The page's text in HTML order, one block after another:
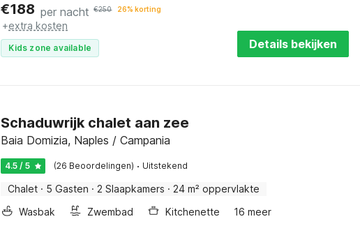
€188 per nacht €250 26% korting
+extra kosten
Kids zone available Details bekijken
Schaduwrijk chalet aan zee
Baia Domizia, Naples / Campania
4.5 / 5 (26 Beoordelingen) · Uitstekend
Chalet · 5 Gasten · 2 Slaapkamers · 24 m² oppervlakte
Wasbak
Zwembad Kitchenette
16 meer